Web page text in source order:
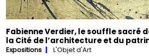
Fabienne Verdier, le souffle sacré
la Cité de l’architecture et du
Expositions L'Objet d'Art